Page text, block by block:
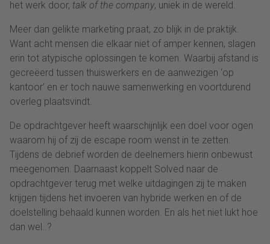
het werk door, talk of the company, uniek in de wereld.
Meer dan gelikte marketing praat, zo blijk in de praktijk.
Want acht mensen die elkaar niet of amper kennen, slagen
erin tot atypische oplossingen te komen. Waarbij afstand is
gecreëerd tussen thuiswerkers en de aanwezigen ‘op
kantoor’ en er toch nauwe samenwerking en voortdurend
overleg plaatsvindt.
De opdrachtgever heeft waarschijnlijk een doel voor ogen
waarom hij of zij de escape room wenst in te zetten.
Tijdens de debrief worden de deelnemers hierin onbewust
meegenomen. Daarnaast koppelt Solved naar de
opdrachtgever terug met welke uitdagingen zij te maken
krijgen tijdens het invoeren van hybride werken en of de
doelstelling behaald kunnen worden. En als het niet lukt hoe
dan wel..?